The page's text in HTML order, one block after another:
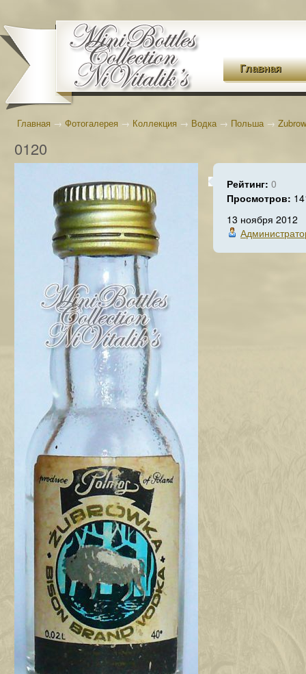
Главная
Главная → Фотогалерея → Коллекция → Водка→ Польша→
0120
Рейтинг: 0
Просмотров:
13 ноября 2012